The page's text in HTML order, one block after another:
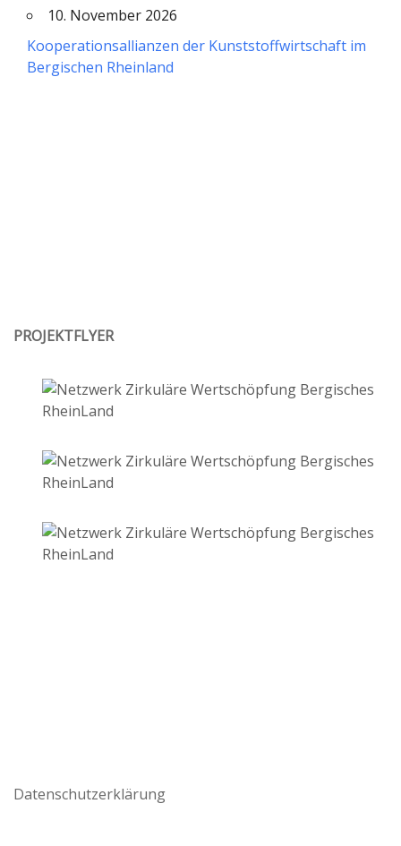
10. November 2026
Kooperationsallianzen der Kunststoffwirtschaft im
Bergischen Rheinland
PROJEKTFLYER
Datenschutzerklärung